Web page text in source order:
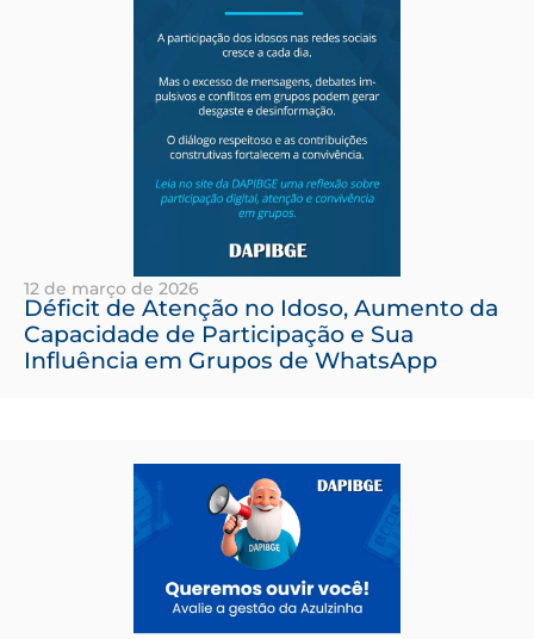
12 de março de 2026
Déficit de Atenção no Idoso, Aumento da
Capacidade de Participação e Sua
Influência em Grupos de WhatsApp